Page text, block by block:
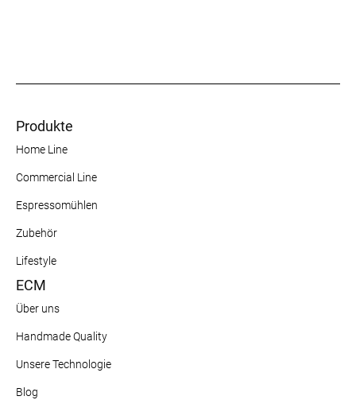
Produkte
Home Line
Commercial Line
Espressomühlen
Zubehör
Lifestyle
ECM
Über uns
Handmade Quality
Unsere Technologie
Blog